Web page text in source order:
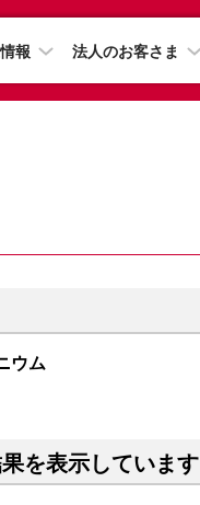
報 法人のお客さま
ウム
を表示しています